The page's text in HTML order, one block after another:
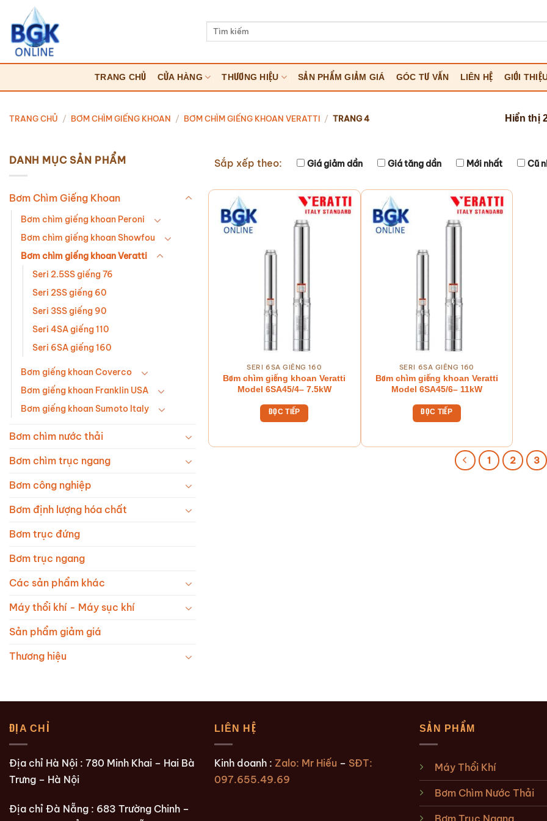
qua
nội
dung
Tìm
TRANG CHỦ CỬA HÀNG THƯƠNG HIỆU SẢN PHẨM GIẢM GIÁ GÓC TƯ VẤN LIÊN HỆ GIỚI
TRANG CHỦ / BƠM CHÌM GIẾNG KHOAN / BƠM CHÌM GIẾNG KHOAN VERATTI / TRANG 4 Hiển thị
DANH MỤC SẢN PHẨM
Bơm Chìm Giếng Khoan
Bơm chìm giếng khoan Peroni
Bơm chìm giếng khoan Showfou
Bơm chìm giếng khoan Veratti
Seri 2.5SS giếng 76
Seri 2SS giếng 60
Seri 3SS giếng 90
Seri 4SA giếng 110
Seri 6SA giếng 160
Bơm giếng khoan Coverco
Bơm giếng khoan Franklin USA
Bơm giếng khoan Sumoto Italy
Bơm chìm nước thải
Bơm chìm trục ngang
Bơm công nghiệp
Bơm định lượng hóa chất
Bơm trục đứng
Bơm trục ngang
Các sản phẩm khác
Máy thổi khí - Máy sục khí
Sản phẩm giảm giá
Thương hiệu
Sắp xếp theo: Giá giảm dần Giá tăng dần Mới nhất Cũ
SERI 6SA GIẾNG 160
Bơm chìm giếng khoan Veratti
Model 6SA45/4– 7.5kW
ĐỌC TIẾP
SERI 6SA GIẾNG 160
Bơm chìm giếng khoan Veratti
Model 6SA45/6– 11kW
ĐỌC TIẾP
1 2 3
ĐỊA CHỈ
Địa chỉ Hà Nội : 780 Minh Khai – Hai Bà
Trưng – Hà Nội
Địa chỉ Đà Nẵng : 683 Trường Chinh –
LIÊN HỆ
Kinh doanh : Zalo: Mr Hiếu – SĐT:
097.655.49.69
SẢN PHẨM
Máy Thổi Khí
Bơm Chìm Nước Thải
Bơm Trục Ngang